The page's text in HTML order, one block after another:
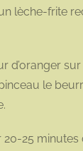
lèche-frite
d’oranger
le
25 minutes